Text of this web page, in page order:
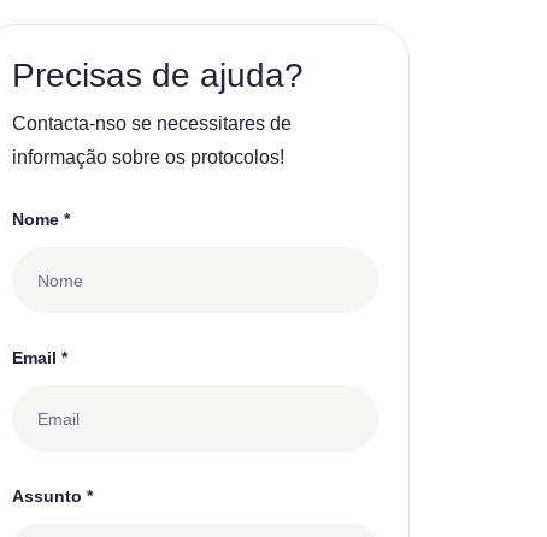
Precisas de ajuda?
Contacta-nso se necessitares de
informação sobre os protocolos!
Nome *
Email *
Assunto *